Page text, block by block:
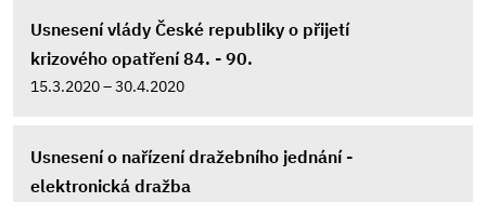
Usnesení vlády České republiky o přijetí
krizového opatření 84. - 90.
15.3.2020 – 30.4.2020
Usnesení o nařízení dražebního jednání -
elektronická dražba